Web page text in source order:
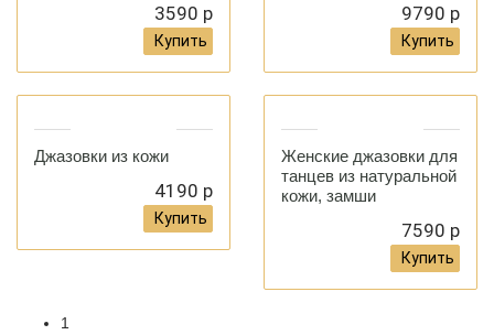
3590 р
Купить
9790 р
Купить
Джазовки из кожи
4190 р
Купить
Женские джазовки для
танцев из натуральной
кожи, замши
7590 р
Купить
1